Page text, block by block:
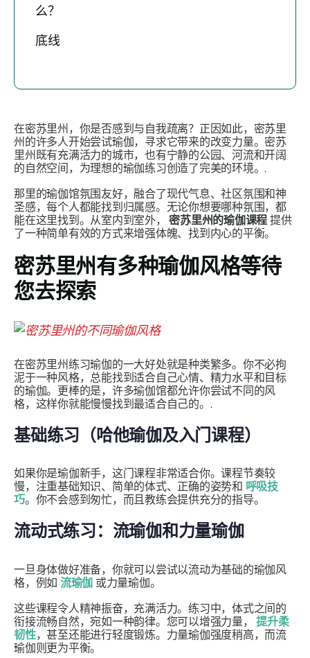
么？
底线
在密苏里州，你是否感到与自我疏离？正因如此，密苏里
州的许多人开始尝试瑜伽，寻求它带来的改变力量。密苏
里州既有充满活力的城市，也有宁静的公园、河流和开阔
的自然空间，为理想的瑜伽练习创造了完美的环境。.
那里的瑜伽馆氛围友好，融合了现代气息、社区氛围和神
圣感，每个人都能找到归属感。无论你想要哪种氛围，都
能在这里找到。从室内到室外，密苏里州的瑜伽课程提供
了一种简单有效的方式来增强体魄、找到内心的平衡。
密苏里州有多种瑜伽风格等待
您去探索
在密苏里州练习瑜伽的一大好处就是种类繁多。你不必拘
泥于一种风格，总能找到适合自己心情、精力水平和目标
的瑜伽。更棒的是，许多瑜伽馆都允许你尝试不同的风
格，这样你就能慢慢找到最适合自己的。.
基础练习（哈他瑜伽及入门课程）
如果你是瑜伽新手，这门课程非常适合你。课程节奏较
慢，注重基础知识、简单的体式、正确的姿势和 呼吸技
巧。你不会感到匆忙，而且教练会提供充分的指导。
流动式练习：流瑜伽和力量瑜伽
一旦身体做好准备，你就可以尝试以流动为基础的瑜伽风
格，例如 流瑜伽 或力量瑜伽。
这些课程令人精神振奋，充满活力。练习中，体式之间的
衔接流畅自然，宛如一种韵律。您可以增强力量，提升柔
韧性，甚至还能进行轻度锻炼。力量瑜伽强度稍高，而流
瑜伽则更为平衡。